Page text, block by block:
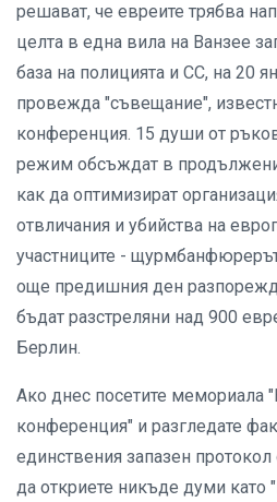
решават, че евреите трябва
целта в една вила на Ванзее
база на полицията и СС, на 20
провежда "съвещание",
конференция. 15 души от
режим обсъждат в
как да оптимизират
отвличания и убийства на
участниците -
още предишния ден
бъдат разстреляни над 900
Берлин.
Ако днес посетите мемориала
конференция" и разгледате
единствения запазен
да откриете никъде думи като